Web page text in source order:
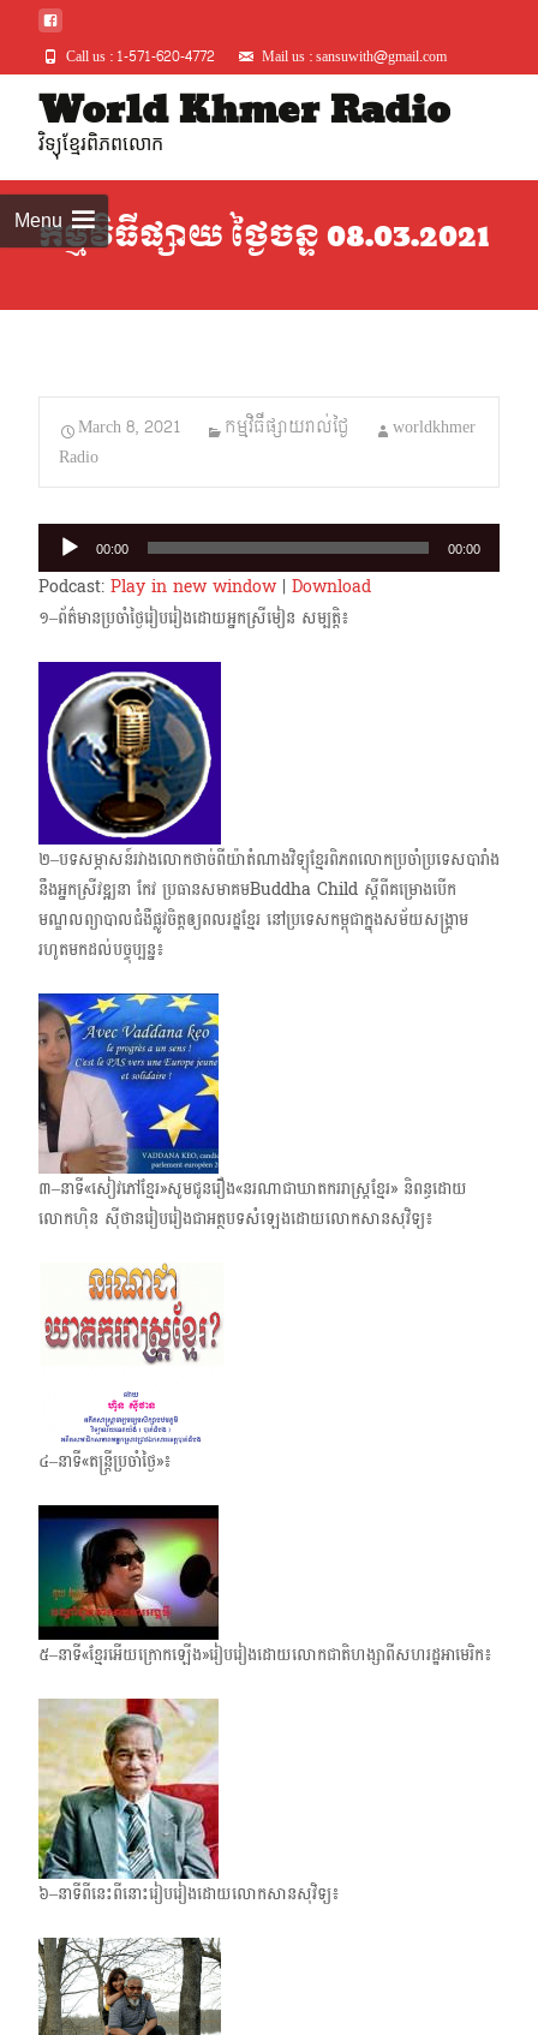
Call us : 1-571-620-4772 Mail us : sansuwith@gmail.com
World Khmer Radio
វិទ្យុខ្មែរពិភពលោក
Menuកម្មវិធីផ្សាយ ថ្ងៃចន្ទ 08.03.2021
March 8, 2021 កម្មវិធីផ្សាយរាល់ថ្ងៃ
worldkhmer
Radio
Audio
Player
00:00 00:00
Podcast: Play in new window| Download
១–ព័ត៌មានប្រចាំថ្ងៃរៀបរៀងដោយអ្នកស្រីមៀន សម្បត្តិ៖
២–បទសម្ភាសន៍រវាងលោកថាច់ពីយ៉ាតំណាងវិទ្យុខ្មែរពិភពលោកប្រចាំប្រទេសបារាំង
នឹងអ្នកស្រី​វឌ្ឍនា កែវ ប្រធានសមាគមBuddha Child ស្តីពីគម្រោងបើក
មណ្ឌលព្យាបាលជំងឺផ្លូវចិត្តឲ្យពលរដ្ឋខ្មែរ នៅប្រ​ទេសកម្ពុជាក្នុងសម័យសង្គ្រាម
រហូតមកដល់បច្ចុប្បន្ន៖
៣–នាទី«សៀវភៅខ្មែរ»សូមជូនរឿង​«នរណាជាឃាតកររាស្ត្រខ្មែរ» និពន្ធដោយ
លោកហ៊ិន ស៊ីថានរៀប​រៀងជា​អត្ថបទ​សំឡេង​ដោយលោកសានសុវិទ្យ៖
៤–នាទី«តន្ត្រីប្រចាំថ្ងៃ»៖
៥–នាទី«ខ្មែរអើយក្រោក​ឡើង»រៀបរៀង​ដោយលោកជាតិហង្សាពីសហរដ្ឋ​អាមេរិក៖
៦–នាទីពីនេះពីនោះរៀបរៀងដោយលោកសានសុវិទ្យ៖